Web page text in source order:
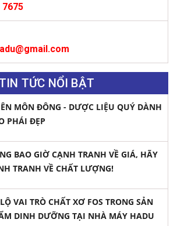
7675
TỨC NỔI BẬT
MÔN ĐÔNG - DƯỢC LIỆU QUÝ DÀNH
PHÁI ĐẸP
BAO GIỜ CẠNH TRANH VỀ GIÁ, HÃY
TRANH VỀ CHẤT LƯỢNG!
VAI TRÒ CHẤT XƠ FOS TRONG SẢN
DINH DƯỠNG TẠI NHÀ MÁY HADU